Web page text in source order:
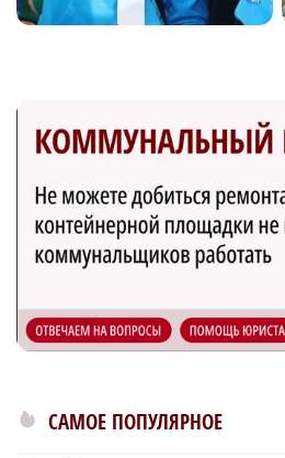
САМОЕ ПОПУЛЯРНОЕ